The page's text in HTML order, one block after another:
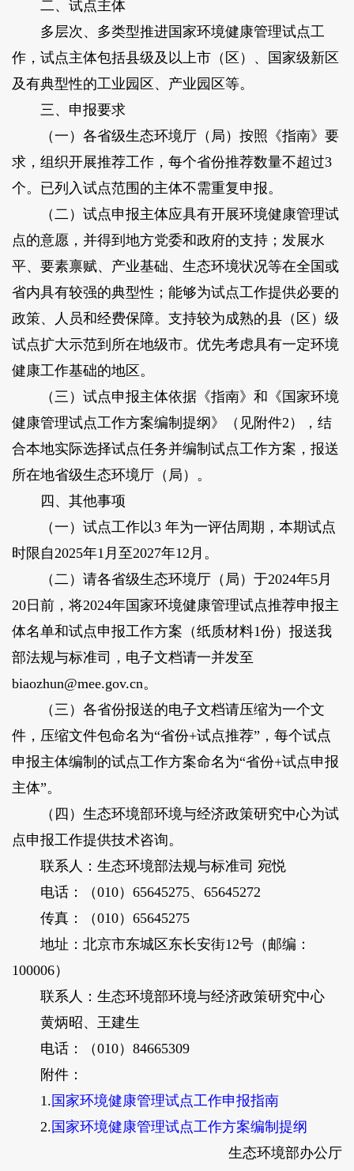
二、试点主体
多层次、多类型推进国家环境健康管理试点工
作，试点主体包括县级及以上市（区）、国家级新区
及有典型性的工业园区、产业园区等。
三、申报要求
（一）各省级生态环境厅（局）按照《指南》要
求，组织开展推荐工作，每个省份推荐数量不超过3
个。已列入试点范围的主体不需重复申报。
（二）试点申报主体应具有开展环境健康管理试
点的意愿，并得到地方党委和政府的支持；发展水
平、要素禀赋、产业基础、生态环境状况等在全国或
省内具有较强的典型性；能够为试点工作提供必要的
政策、人员和经费保障。支持较为成熟的县（区）级
试点扩大示范到所在地级市。优先考虑具有一定环境
健康工作基础的地区。
（三）试点申报主体依据《指南》和《国家环境
健康管理试点工作方案编制提纲》（见附件2），结
合本地实际选择试点任务并编制试点工作方案，报送
所在地省级生态环境厅（局）。
四、其他事项
（一）试点工作以3 年为一评估周期，本期试点
时限自2025年1月至2027年12月。
（二）请各省级生态环境厅（局）于2024年5月
20日前，将2024年国家环境健康管理试点推荐申报主
体名单和试点申报工作方案（纸质材料1份）报送我
部法规与标准司，电子文档请一并发至
biaozhun@mee.gov.cn。
（三）各省份报送的电子文档请压缩为一个文
件，压缩文件包命名为“省份+试点推荐”，每个试点
申报主体编制的试点工作方案命名为“省份+试点申报
主体”。
（四）生态环境部环境与经济政策研究中心为试
点申报工作提供技术咨询。
联系人：生态环境部法规与标准司 宛悦
电话：（010）65645275、65645272
传真：（010）65645275
地址：北京市东城区东长安街12号（邮编：
100006）
联系人：生态环境部环境与经济政策研究中心
黄炳昭、王建生
电话：（010）84665309
附件：
1. 国家环境健康管理试点工作申报指南
2. 国家环境健康管理试点工作方案编制提纲
生态环境部办公厅